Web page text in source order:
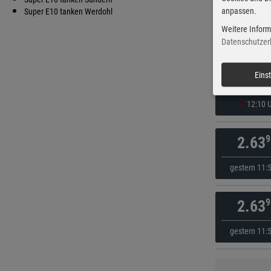
Super E10 tanken Werdohl
2.25
vor 21
2.289
12:10
2.639
gestern
2.639
gestern
anpassen.
Weitere